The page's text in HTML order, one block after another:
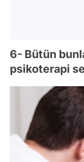
6- Bütün
psikoterapi